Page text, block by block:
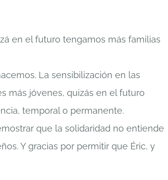
en el futuro tengamos más familias
La sensibilización en las
más jóvenes, quizás en el futuro
temporal o permanente.
que la solidaridad no entiende
Y gracias por permitir que Éric, y